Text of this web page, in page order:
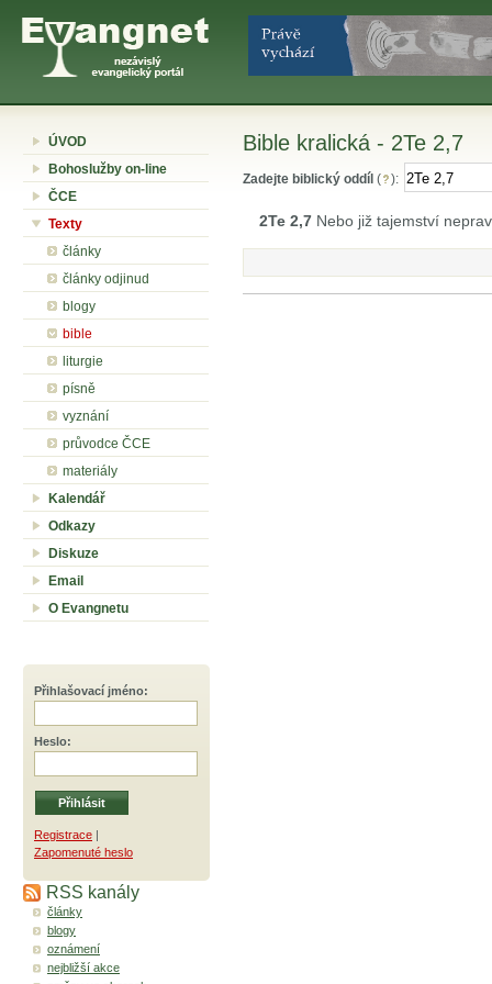
ÚVOD
Bohoslužby on-line
ČCE
Texty
články
články odjinud
blogy
bible
liturgie
písně
vyznání
průvodce ČCE
materiály
Kalendář
Odkazy
Diskuze
Email
O Evangnetu
Přihlašovací jméno:
Heslo:
Registrace |
Zapomenuté heslo
RSS kanály
články
blogy
oznámení
nejbližší akce
Bible kralická - 2Te 2,7
Zadejte biblický oddíl ( ):
2Te 2,7 Nebo již tajemství